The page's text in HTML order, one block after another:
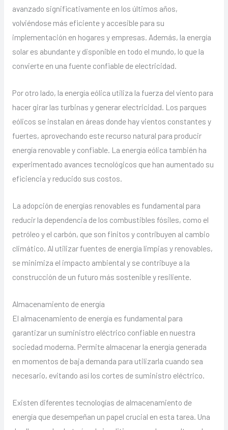
avanzado significativamente en los últimos años,
volviéndose más eficiente y accesible para su
implementación en hogares y empresas. Además, la energía
solar es abundante y disponible en todo el mundo, lo que la
convierte en una fuente confiable de electricidad.
Por otro lado, la energía eólica utiliza la fuerza del viento para
hacer girar las turbinas y generar electricidad. Los parques
eólicos se instalan en áreas donde hay vientos constantes y
fuertes, aprovechando este recurso natural para producir
energía renovable y confiable. La energía eólica también ha
experimentado avances tecnológicos que han aumentado su
eficiencia y reducido sus costos.
La adopción de energías renovables es fundamental para
reducir la dependencia de los combustibles fósiles, como el
petróleo y el carbón, que son finitos y contribuyen al cambio
climático. Al utilizar fuentes de energía limpias y renovables,
se minimiza el impacto ambiental y se contribuye a la
construcción de un futuro más sostenible y resiliente.
Almacenamiento de energía
El almacenamiento de energía es fundamental para
garantizar un suministro eléctrico confiable en nuestra
sociedad moderna. Permite almacenar la energía generada
en momentos de baja demanda para utilizarla cuando sea
necesario, evitando así los cortes de suministro eléctrico.
Existen diferentes tecnologías de almacenamiento de
energía que desempeñan un papel crucial en esta tarea. Una